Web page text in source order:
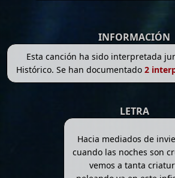
INFORMACIÓN
Esta canción ha sido interpretada
Histórico. Se han documentado 2
LETRA
Hacia mediados de
cuando las noches son
vemos a tanta